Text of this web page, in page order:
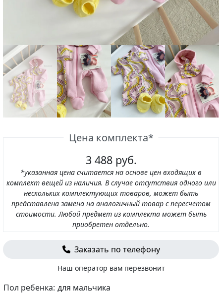
Цена комплекта*
3 488 руб.
*указанная цена считается на основе цен входящих в
комплект вещей из наличия. В случае отсутствия одного или
нескольких комплектующих товаров, может быть
представлена замена на аналогичный товар с пересчетом
стоимости. Любой предмет из комплекта может быть
приобретен отдельно.
Заказать по телефону
Наш оператор вам перезвонит
Пол ребенка: для мальчика